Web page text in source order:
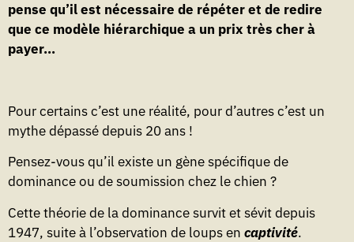
pense qu’il est nécessaire de répéter et de redire
que ce modèle hiérarchique a un prix très cher à
payer…
Pour certains c’est une réalité, pour d’autres c’est un
mythe dépassé depuis 20 ans !
Pensez-vous qu’il existe un gène spécifique de
dominance ou de soumission chez le chien ?
Cette théorie de la dominance survit et sévit depuis
1947, suite à l’observation de loups en captivité.